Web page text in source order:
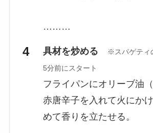
………
具材を炒める
※スパゲティ
5分前にスタート
フライパンにオリーブ油
赤唐辛子を入れて火にか
めて香りを立たせる。